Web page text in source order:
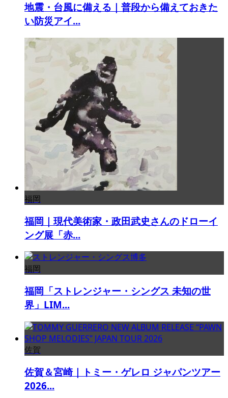
地震・台風に備える｜普段から備えておきた
い防災アイ...
福岡
福岡｜現代美術家・政田武史さんのドローイ
ング展「赤...
福岡
福岡「ストレンジャー・シングス 未知の世
界」LIM...
佐賀
佐賀＆宮崎｜トミー・ゲレロ ジャパンツアー
2026...